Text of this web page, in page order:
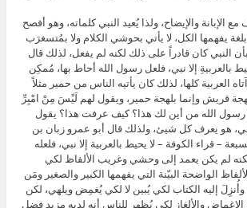
الإبانة والإيضاح، ولذا يُعيد النبي كلماته، وهو أفصح
يفهمها الكل، لا يأتي بحوشي الكلام ولا بمُتسغرَب
النبي كان قادراً على ذلك لكنه لم يفعل، لذلك قال
بالعربيةِ إلا نبي، فلعل رسول الله أحاط بها، مُمكِن
العربية كلها، لذلك كان يأتيه الناس من حمير مثلاً
قريش وإنما بلهجة حمير، ويقول لهم لَيْسَ مِنْ امْبِرِّ
رسول الله من أين لك هذا؟ كيف عرفت هذا؟ يقول
هو يعرف كل شيئ، ولذلك قال أبو عمرو زبان بن
– قراء الكوفة – لا يحيط بالعربية إلا نبي، فلعله
لكنه لم يكن يعمد إلى وحشي وغريب الألفاظ لكي
الواضحة البيّنة التي يفهمها الكبير والصغير ومَن
إليه الكتاب لكي يُبين لا لكي يُغمِض ويلهي، لكن
والألغاز لكي يُظهِر للناس أنه لديه مزيد فضل